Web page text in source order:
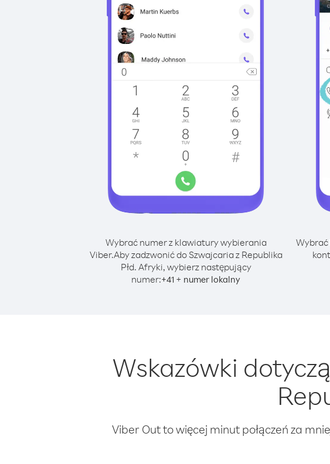
Wybrać numer z klawiatury wybierania
Viber.Aby zadzwonić do Szwajcaria z Republika
Płd. Afryki, wybierz następujący
numer:+41 + numer lokalny
Wybrać
Wskazówki
Viber Out to więcej minut połączeń za